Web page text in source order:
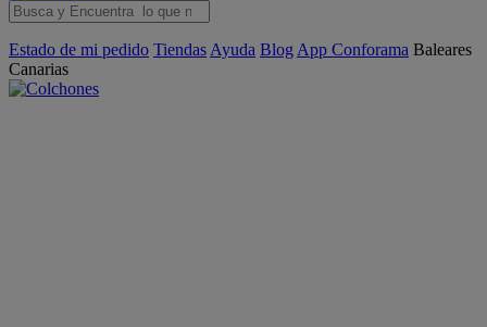
Estado de mi pedido Tiendas Ayuda Blog App Conforama Baleares
Canarias